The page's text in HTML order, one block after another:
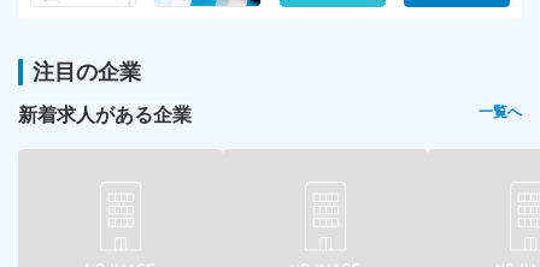
注目の企業
新着求人がある企業 一覧へ